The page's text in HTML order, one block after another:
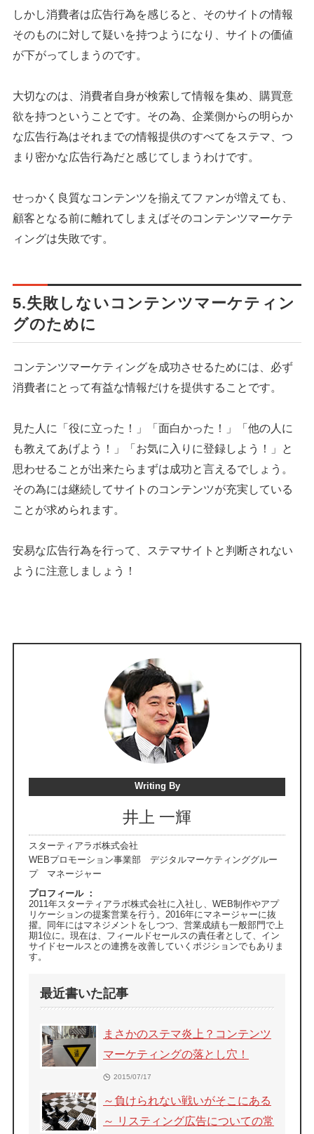
しかし消費者は広告行為を感じると、そのサイトの情報
そのものに対して疑いを持つようになり、サイトの価値
が下がってしまうのです。
大切なのは、消費者自身が検索して情報を集め、購買意
欲を持つということです。その為、企業側からの明らか
な広告行為はそれまでの情報提供のすべてをステマ、つ
まり密かな広告行為だと感じてしまうわけです。
せっかく良質なコンテンツを揃えてファンが増えても、
顧客となる前に離れてしまえばそのコンテンツマーケテ
ィングは失敗です。
5.失敗しないコンテンツマーケティン
グのために
コンテンツマーケティングを成功させるためには、必ず
消費者にとって有益な情報だけを提供することです。
見た人に「役に立った！」「面白かった！」「他の人に
も教えてあげよう！」「お気に入りに登録しよう！」と
思わせることが出来たらまずは成功と言えるでしょう。
その為には継続してサイトのコンテンツが充実している
ことが求められます。
安易な広告行為を行って、ステマサイトと判断されない
ように注意しましょう！
Writing By
井上 一輝
スターティアラボ株式会社
WEBプロモーション事業部 デジタルマーケティンググルー
プ マネージャー
プロフィール ：
2011年スターティアラボ株式会社に入社し、WEB制作やアプ
リケーションの提案営業を行う。2016年にマネージャーに抜
擢。同年にはマネジメントをしつつ、営業成績も一般部門で上
期1位に。現在は、フィールドセールスの責任者として、イン
サイドセールスとの連携を改善していくポジションでもありま
す。
最近書いた記事
まさかのステマ炎上？コンテンツ
マーケティングの落とし穴！
2015/07/17
～負けられない戦いがそこにある
～ リスティング広告についての常
シェア 投稿